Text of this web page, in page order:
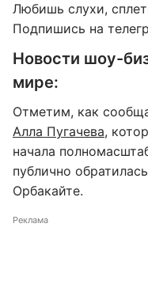
Любишь слухи,
Подпишись на
Новости шоу-
мире:
Отметим, как
Алла Пугачева,
начала
публично
Орбакайте.
Реклама